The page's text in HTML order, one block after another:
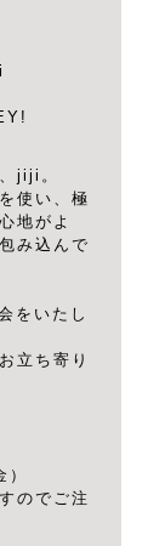
jiji。
使い、極
地がよ
み込んで
をいたし
立ち寄り
のでご注